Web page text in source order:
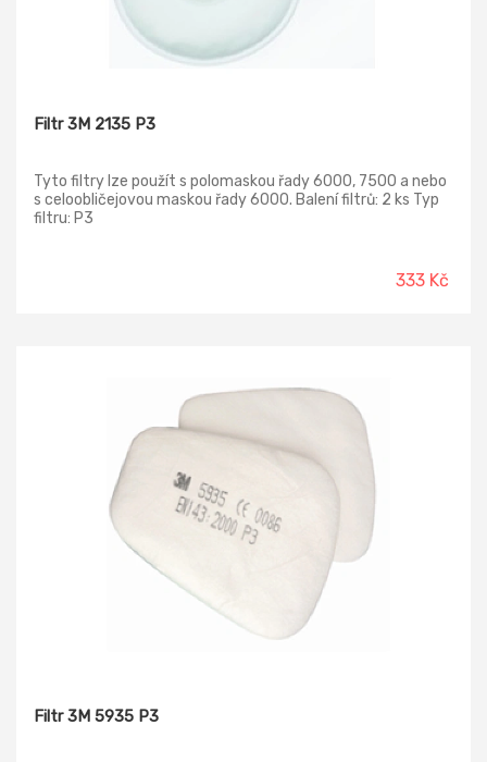
Filtr 3M 2135 P3
Tyto filtry lze použít s polomaskou řady 6000, 7500 a nebo
s celoobličejovou maskou řady 6000. Balení filtrů: 2 ks Typ
filtru: P3
333 Kč
Filtr 3M 5935 P3